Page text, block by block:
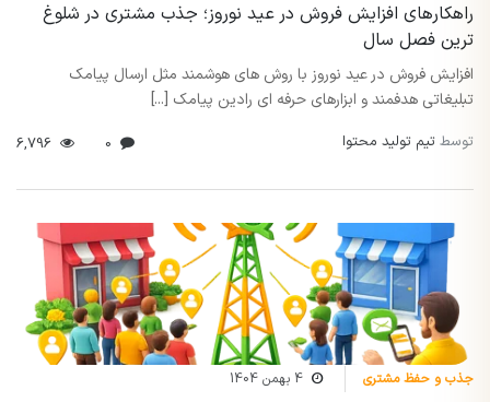
راهکارهای افزایش فروش در عید نوروز؛ جذب مشتری در شلوغ
ترین فصل سال
افزایش فروش در عید نوروز با روش های هوشمند مثل ارسال پیامک
تبلیغاتی هدفمند و ابزارهای حرفه ای رادین پیامک [...]
توسط تیم تولید محتوا
جذب و حفظ مشتری 4 بهمن 1404